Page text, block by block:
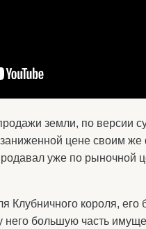
земли, по версии
цене своим
уже по рыночной
Клубничного короля,
большую часть